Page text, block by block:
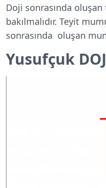
Doji sonrasında
bakılmalıdır. Teyit
sonrasında oluşan
Yusufçuk